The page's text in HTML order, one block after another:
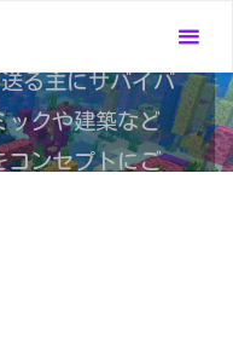
る主にサバイバ
ックや建築など
コンセプトにご